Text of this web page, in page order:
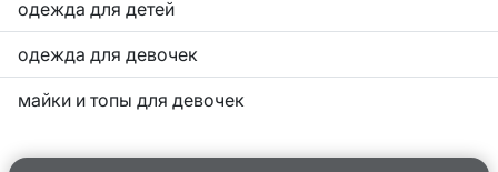
одежда для детей
одежда для девочек
майки и топы для девочек